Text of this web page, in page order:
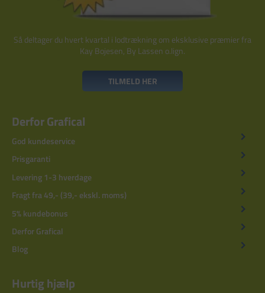
Så deltager du hvert kvartal i lodtrækning om eksklusive præmier fra
Kay Bojesen, By Lassen o.lign.
TILMELD HER
Derfor Grafical
God kundeservice
Prisgaranti
Levering 1-3 hverdage
Fragt fra 49,- (39,- ekskl. moms)
5% kundebonus
Derfor Grafical
Blog
Hurtig hjælp